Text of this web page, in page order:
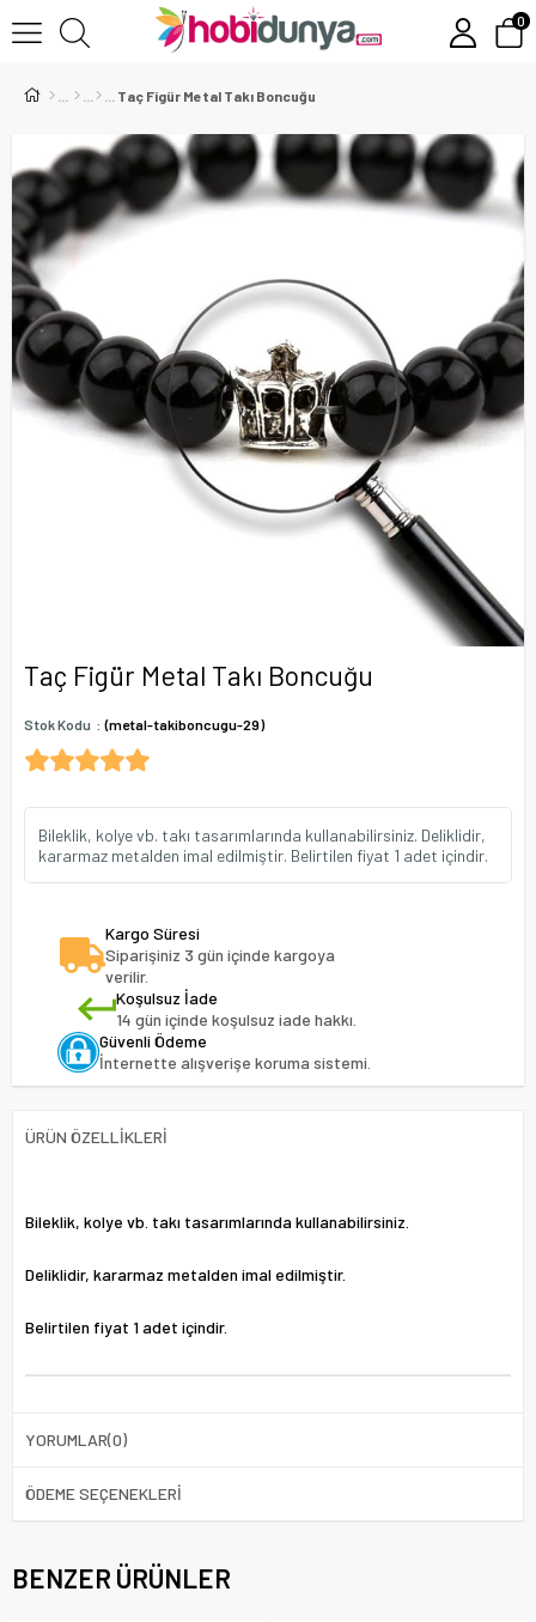
0
Taç Figür Metal Takı Boncuğu
Taç Figür Metal Takı Boncuğu
Stok Kodu (metal-takiboncugu-29)
Bileklik, kolye vb. takı tasarımlarında kullanabilirsiniz. Deliklidir,
kararmaz metalden imal edilmiştir. Belirtilen fiyat 1 adet içindir.
Kargo Süresi
Siparişiniz 3 gün içinde kargoya
verilir.
Koşulsuz İade
14 gün içinde koşulsuz iade hakkı.
Güvenli Ödeme
İnternette alışverişe koruma sistemi.
ÜRÜN ÖZELLIKLERI
Bileklik, kolye vb. takı tasarımlarında kullanabilirsiniz.
Deliklidir, kararmaz metalden imal edilmiştir.
Belirtilen fiyat 1 adet içindir.
YORUMLAR(0)
ÖDEME SEÇENEKLERI
BENZER ÜRÜNLER